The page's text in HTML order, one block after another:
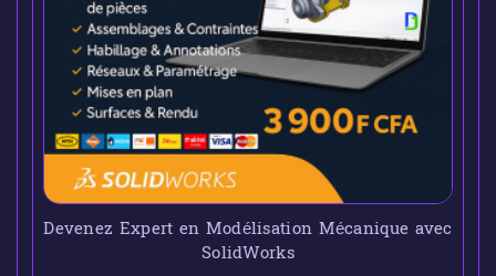
Devenez Expert en Modélisation Mécanique avec
SolidWorks